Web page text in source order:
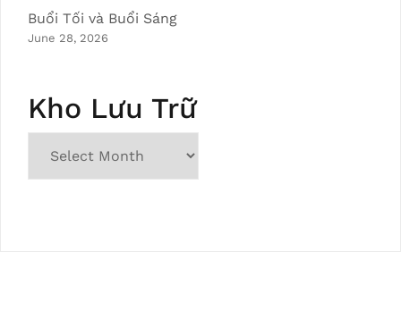
Buổi Tối và Buổi Sáng
June 28, 2026
Kho Lưu Trữ